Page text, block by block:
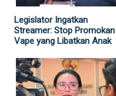
Legislator Ingatkan
Streamer: Stop Promokan
Vape yang Libatkan Anak